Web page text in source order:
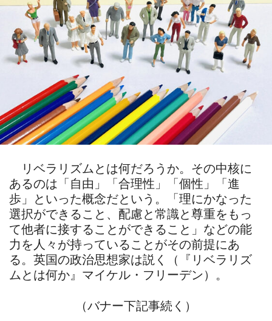
リベラリズムとは何だろうか。その中核に
あるのは「自由」「合理性」「個性」「進
歩」といった概念だという。「理にかなった
選択ができること、配慮と常識と尊重をもっ
て他者に接することができること」などの能
力を人々が持っていることがその前提にあ
る。英国の政治思想家は説く（『リベラリズ
ムとは何か』マイケル・フリーデン）。
（バナー下記事続く）